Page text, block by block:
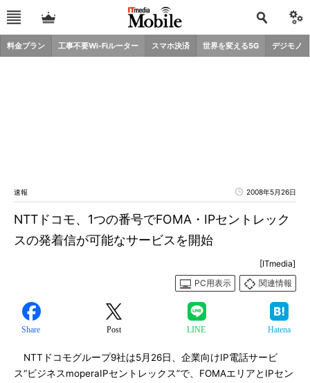
料金プラン 工事不要Wi-Fiルーター スマホ決済 世界を変える5G デジモノ
速報 2008年5月26日
NTTドコモ、1つの番号でFOMA・IPセントレック
スの発着信が可能なサービスを開始
[ITmedia]
PC用表示
関連情報
Share Post LINE Hatena
NTTドコモグループ9社は5月26日、企業向けIP電話サービ
ス“ビジネスmoperaIPセントレックス”で、FOMAエリアとIPセン